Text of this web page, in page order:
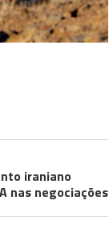
iraniano
nas negociações